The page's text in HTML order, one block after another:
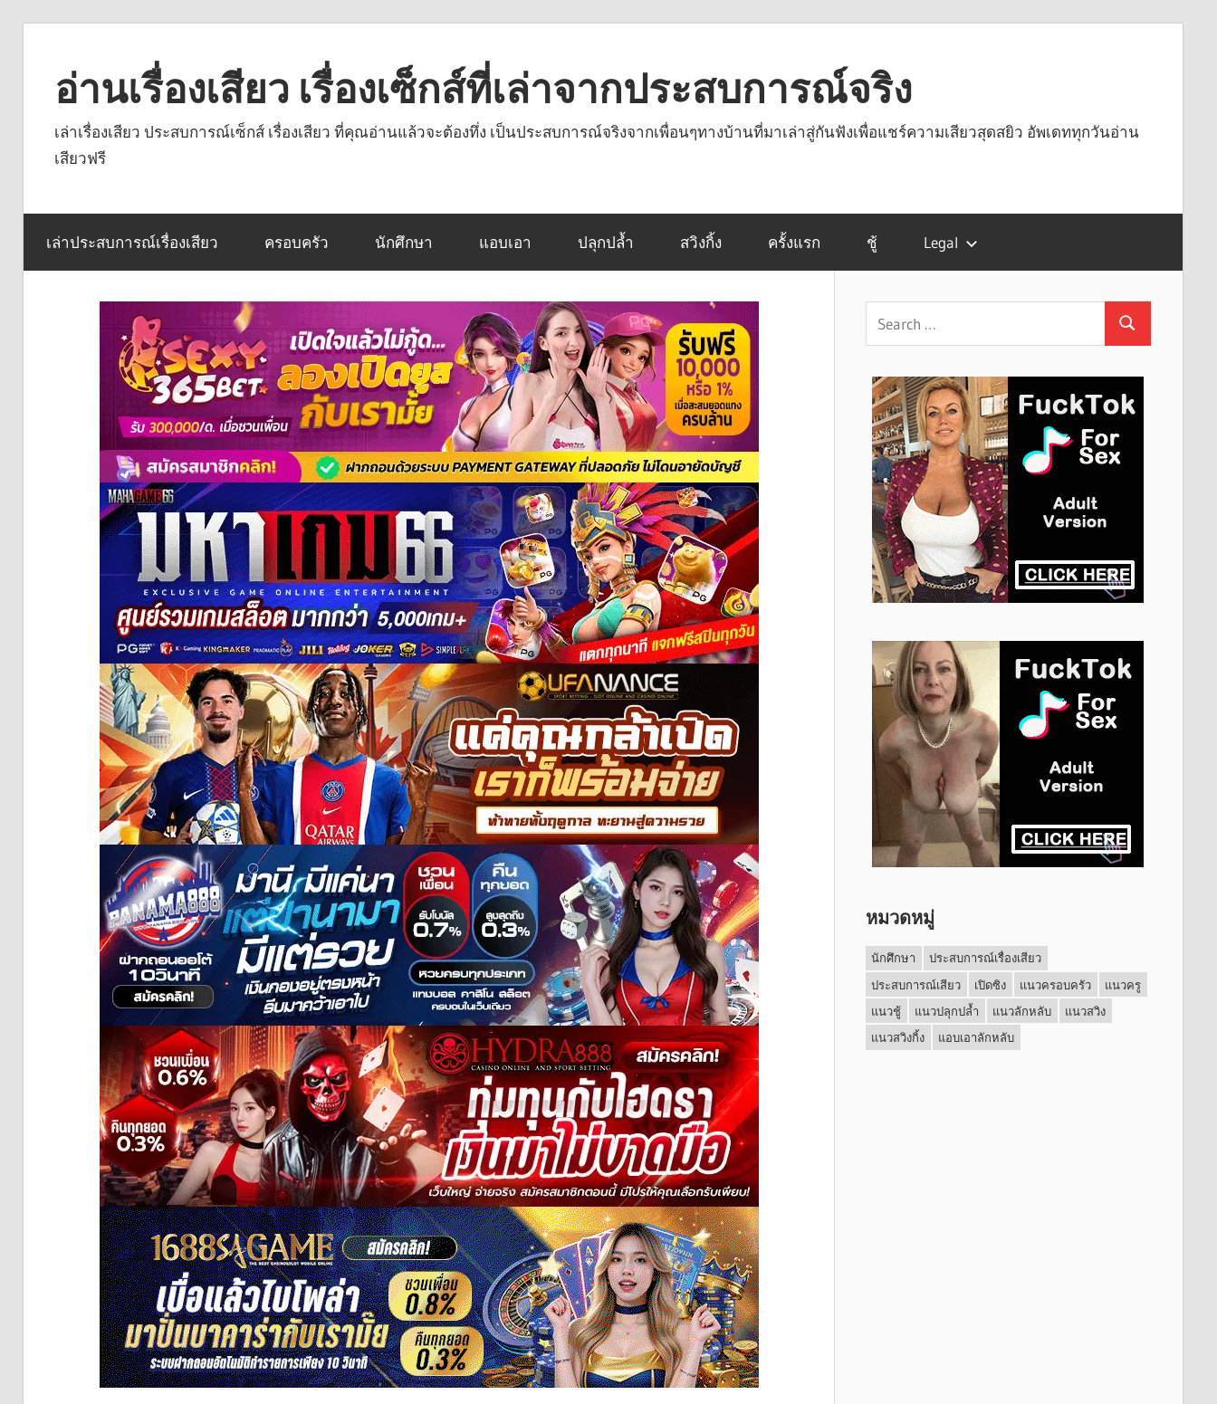
contentอ่านเรื่องเสียว เรื่องเซ็กส์ที่เล่าจากประสบการณ์จริง
เล่าเรื่องเสียว ประสบการณ์เซ็กส์ เรื่องเสียว ที่คุณอ่านแล้วจะต้องทึ่ง เป็นประสบการณ์จริงจากเพื่อนๆทางบ้านที่มาเล่าสู่กันฟังเพื่อแชร์ความเสียวสุดสยิว อัพเดททุกวันอ่าน
เสียวฟรี
เล่าประสบการณ์เรื่องเสียว ครอบครัว นักศึกษา แอบเอา ปลุกปล้ำ สวิงกิ้ง ครั้งแรก ชู้ Legal
หมวดหมู่
นักศึกษา
ประสบการณ์เรื่องเสียว
ประสบการณ์เสียว
เปิดซิง แนวครอบครัว
แนวครู
แนวชู้
แนวปลุกปล้ำ แนวลักหลับ
แนวสวิง
แนวสวิงกิ้ง
แอบเอาลักหลับ